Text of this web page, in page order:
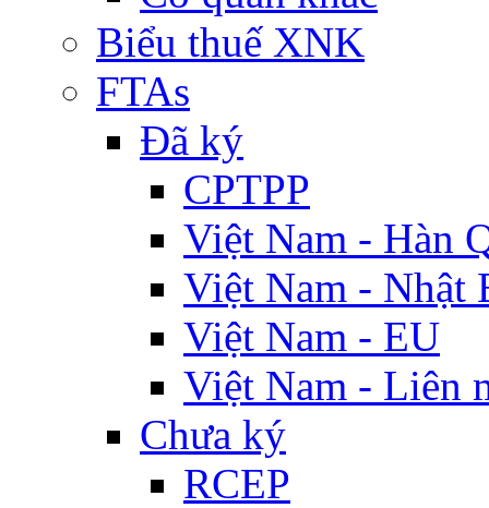
Biểu thuế XNK
FTAs
Đã ký
CPTPP
Việt Nam - Hàn
Việt Nam - Nhật
Việt Nam - EU
Việt Nam - Liên
Chưa ký
RCEP